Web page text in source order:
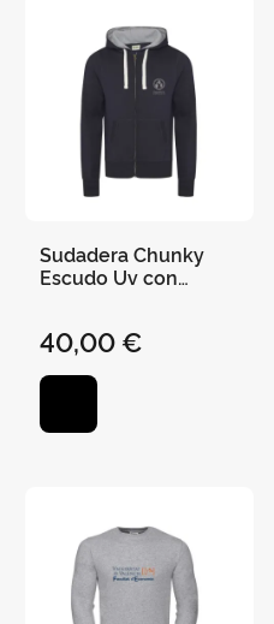
Sudadera Chunky
Escudo Uv con
40,00 €